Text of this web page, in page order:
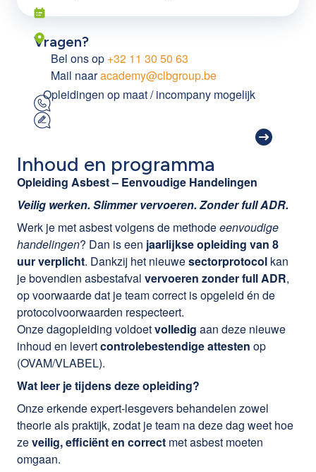
Vragen?
Bel ons op +32 11 30 50 63
Mail naaracademy@clbgroup.be
Opleidingen op maat / incompany mogelijk
Inhoud en programma
Opleiding Asbest – Eenvoudige Handelingen
Veilig werken. Slimmer vervoeren. Zonder full ADR.
Werk je met asbest volgens de methodeeenvoudige
handelingen? Dan is een jaarlijkse opleiding van 8
uur verplicht. Dankzij het nieuwesectorprotocol kan
je bovendien asbestafval vervoeren zonder full ADR,
op voorwaarde dat je team correct is opgeleid én de
protocolvoorwaarden respecteert.
Onze dagopleiding voldoetvolledig aan deze nieuwe
inhoud en levertcontrolebestendige attesten op
(OVAM/VLABEL).
Wat leer je tijdens deze opleiding?
Onze erkende expert-lesgevers behandelen zowel
theorie als praktijk, zodat je team na deze dag weet hoe
zeveilig, efficiënt en correct met asbest moeten
omgaan.